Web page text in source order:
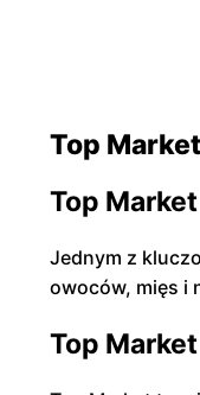
Top
Top
Jednym z
owoców, mięs i
Top